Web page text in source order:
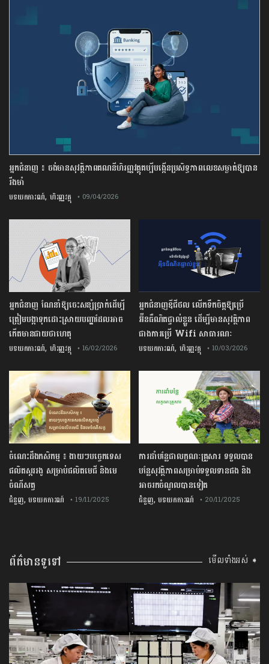
អ្នកជំនាញ ៖ ចង់មានសុវត្ថិភាពគណនីហិរញ្ញវត្ថុគប្បីបង្កើនប្រសិទ្ធភាពលេខសម្ងាត់ឱ្យបាន
រឹងមាំ
បទយកការណ៍, ហិរញ្ញវត្ថុ • 09/04/2026
អ្នកជំនាញឌីជីថល លើកទឹកចិត្តឱ្យប្រើ
អ៊ីនធឺណិតផ្ទាល់ខ្លួន ដើម្បីមានសុវត្ថិភាព
ជាងការប្រើ Wifi​ សាធារណៈ
បទយកការណ៍, ហិរញ្ញវត្ថុ • 10/03/2026
អ្នកជំនាញ ណែនាំឱ្យចេះសន្សំប្រាក់ដើម្បី
ត្រៀមបង្កាទុកដោះស្រាយបញ្ហាដែលអាច
កើតមានជាយថាហេតុ
បទយកការណ៍, ហិរញ្ញវត្ថុ • 16/02/2026
ការដាំបន្លែជាលក្ខណៈគ្រួសារ ទទួលបាន
បន្លែសុវត្ថិភាពសម្រាប់ទទួលទានផង និង
អាចរកចំណូលបានទៀត
ជំនួញ,បទយកការណ៍ • 20/11/2025
ចំណេះដឹងកសិកម្ម ៖ ងាយៗបច្ចេកទេស
ផលិតស្កររងូ សម្រាប់ផលិតមេជី និងមេ
ចំណីសត្វ
ជំនួញ,បទយកការណ៍ • 19/11/2025
ព័ត៌មានទូទៅ មើលទាំងអស់ ➧